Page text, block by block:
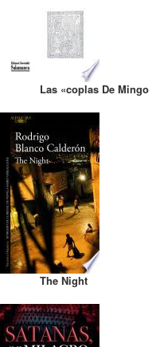
Las «coplas De Mingo
The Night